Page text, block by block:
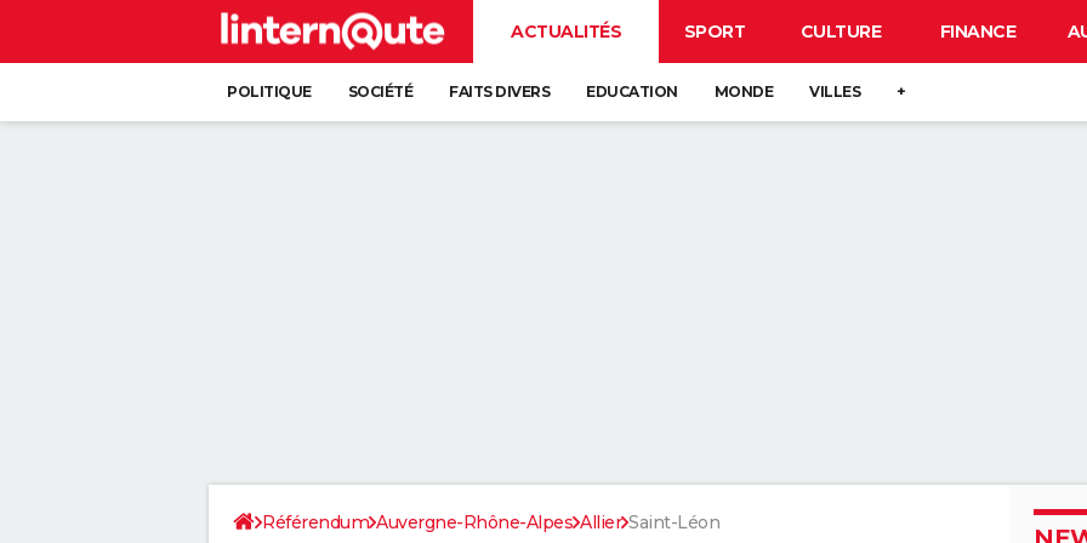
ACTUALITÉS SPORT CULTURE FINANCE
POLITIQUE SOCIÉTÉ FAITS DIVERS EDUCATION MONDE VILLES +
Référendum Auvergne-Rhône-Alpes Allier Saint-Léon